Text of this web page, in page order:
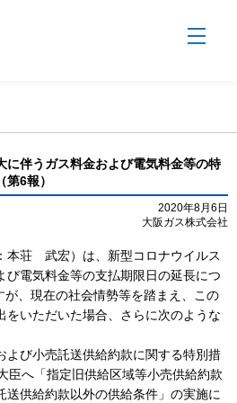
に伴うガス料金および電気料金等の特
6報）
2020年8月6日
大阪ガス株式会社
本荘 武宏）は、新型コロナウイルス
び電気料金等の支払期限日の延長につ
が、現在の社会情勢等を踏まえ、この
をいただいた場合、さらに次のような
び小売託送供給約款に関する特別措
臣へ「指定旧供給区域等小売供給約款
送供給約款以外の供給条件」の実施に